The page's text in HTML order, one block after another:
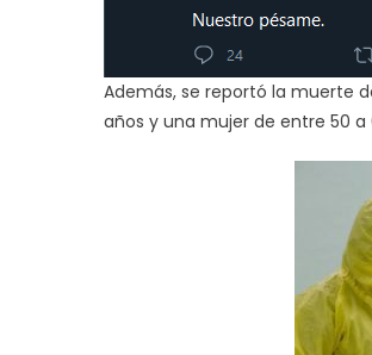
Además, se reportó la muerte
años y una mujer de entre 50 a